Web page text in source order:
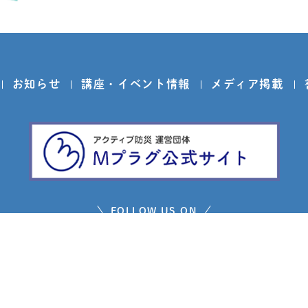
お知らせ 講座・イベント情報 メディア掲載
FOLLOW US ON